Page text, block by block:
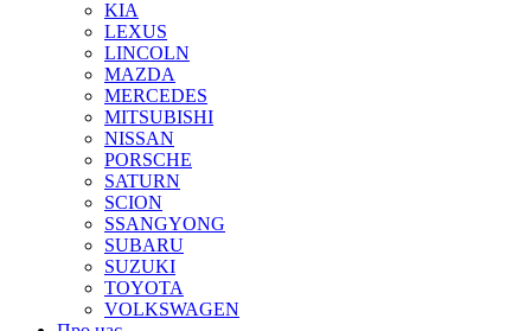
KIA
LEXUS
LINCOLN
MAZDA
MERCEDES
MITSUBISHI
NISSAN
PORSCHE
SATURN
SCION
SSANGYONG
SUBARU
SUZUKI
TOYOTA
VOLKSWAGEN